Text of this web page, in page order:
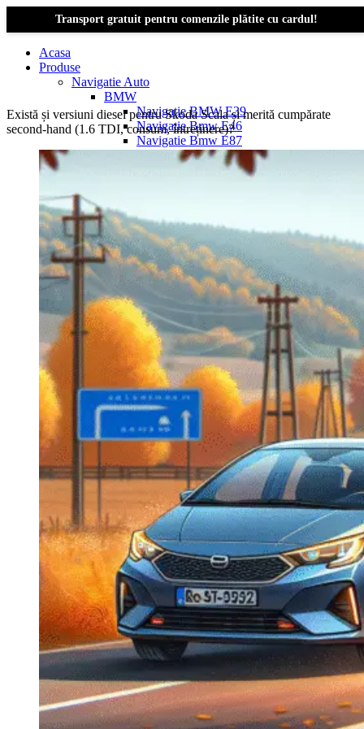
Transport gratuit pentru comenzile plătite cu cardul!
Acasa
Produse
Navigatie Auto
BMW
Navigație BMW E39
Navigatie Bmw E46
Navigatie Bmw E87
Navigatie Bmw E90
Navigatie Bmw E91
Navigatie Bmw Seria 1 E87
Navigatie Bmw X1
Navigatie Bmw X1 E84
Navigatie BMW X3
Navigatie BMW X3 E83
Navigatie BMW X3 f25
Dacia Logan
Navigație Dacia Logan 1 (2004–2012)
Navigație Dacia Logan 2 (2012–2020)
Navigație Dacia Logan 3 (2020–Prezent)
Dacia Duster
Navigatie Duster 2011
Navigatie Duster 2019
Audi
Navigatie Audi A3 8p
Navigatie Audi A4
Navigatie Audi A4 B6
Navigatie Audi A4 B7
Navigatie Audi A4 B8
Navigatie Audi A5
Navigatie Audi A6 C5
Navigatie Audi A6 C6
Navigatie Audi A6 C7
Navigatie Audi Q5
Ford
Navigație Ford Fiesta
Navigație Ford Focus 1
Navigație Ford Focus 2
Navigație Ford Focus MK3
Navigație Ford Mondeo MK3
Navigație Ford Mondeo MK4
Navigație Ford Transit
Mercedes
Navigație Mercedes C Class W203
Navigație Mercedes C Class W204
Navigație Mercedes W203
Există și versiuni diesel pentru Skoda Scala și merită cumpărate
second-hand (1.6 TDI, consum, întreținere)?